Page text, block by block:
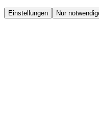
Einstellungen Nur